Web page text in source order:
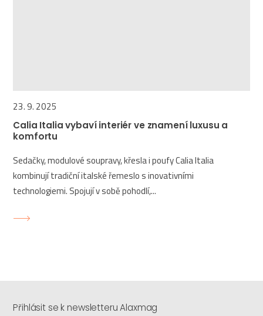
23. 9. 2025
Calia Italia vybaví interiér ve znamení luxusu a
komfortu
Sedačky, modulové soupravy, křesla i poufy Calia Italia
kombinují tradiční italské řemeslo s inovativními
technologiemi. Spojují v sobě pohodlí,...
Přihlásit se k newsletteru Alaxmag